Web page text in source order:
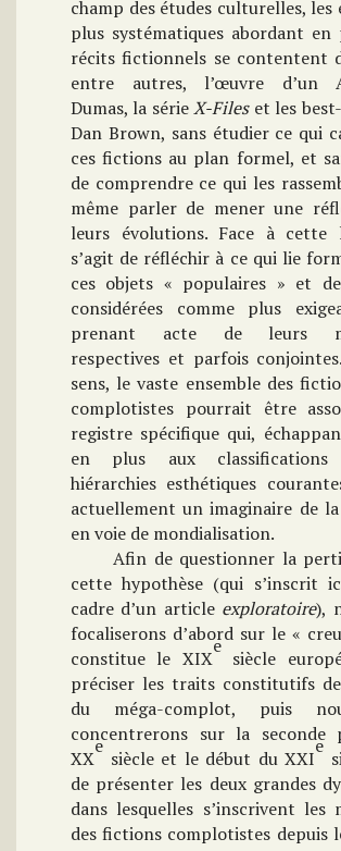
champ des études culturelles, les
plus systématiques abordant en
récits fictionnels se contentent
entre autres, l’œuvre d’un
Dumas, la sérieX-Fileset les
Dan Brown, sans étudier ce qui
ces fictions au plan formel, et
de comprendre ce qui les
même parler de mener une
leurs évolutions. Face à cette
s’agit de réfléchir à ce qui lie
ces objets « populaires » et
considérées comme plus
prenant acte de leurs
respectives et parfois conjointes.
sens, le vaste ensemble des
complotistes pourrait être
registre spécifique qui,
en plus aux
hiérarchies esthétiques
actuellement un imaginaire de
en voie de mondialisation.
Afin de questionner la
cette hypothèse (qui s’inscrit
cadre d’un article exploratoire),
focaliserons d’abord sur le «
constitue le XIX
e
siècle
préciser les traits constitutifs
du méga-complot, puis
concentrerons sur la seconde
XX
e
siècle et le début du XXI
e
de présenter les deux grandes
dans lesquelles s’inscrivent les
des fictions complotistes depuis